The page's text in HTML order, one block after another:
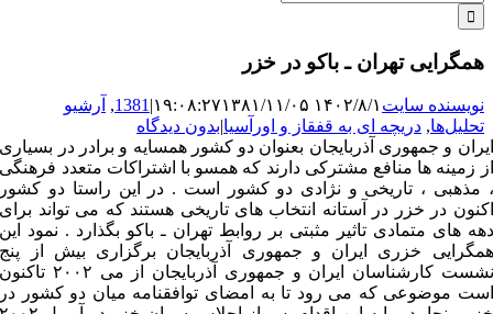
برای:
همگرایی تهران ـ باکو در خزر
نویسنده سایت ۱۴۰۲/۸/۱ ۱۹:۰۸:۲۷ ۱۳۸۱/۱۱/۰۵ |
1381
, آرشیو
تحلیل‌ها, دریچه ای به قفقاز و اورآسیا|بدون دیدگاه
ایران و جمهوری آذربایجان بعنوان دو کشور همسایه و برادر در بسیاری
از زمینه ها منافع مشترکی دارند که همسو با اشتراکات متعدد فرهنگی
، مذهبی ، تاریخی و نژادی دو کشور است . در این راستا دو کشور
اکنون در خزر در آستانه انتخاب های تاریخی هستند که می تواند برای
دهه های متمادی تاثیر مثبتی بر روابط تهران ـ باکو بگذارد . نمود این
همگرایی خزری ایران و جمهوری آذربایجان برگزاری بیش از پنج
نشست کارشناسان ایران و جمهوری آذربایجان از می ۲۰۰۲ تاکنون
است موضوعی که می رود تا به امضای توافقنامه میان دو کشور در